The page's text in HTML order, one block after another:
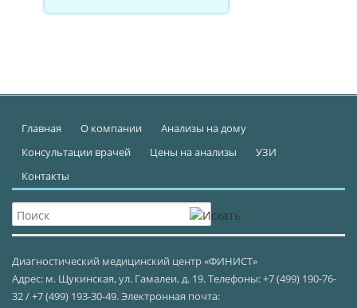
Главная О компании
Анализы на дому
Консультации врачей
Цены на анализы
УЗИ
Контакты
Диагностический медицинский центр «ФИНИСТ»
Адрес: м. Щукинская, ул. Гамалеи, д. 19. Телефоны: +7 (499) 190-76-
32 / +7 (499) 193-30-49. Электронная почта: